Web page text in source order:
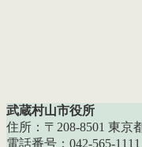
武蔵村山市役所
住所：〒208-8501 東京
電話番号：042-565-1111